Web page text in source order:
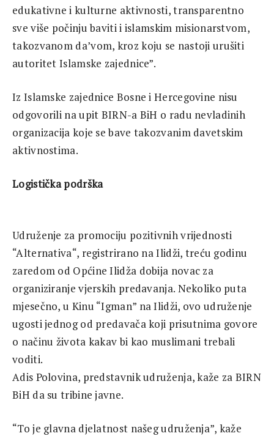
edukativne i kulturne aktivnosti, transparentno
sve više počinju baviti i islamskim misionarstvom,
takozvanom da’vom, kroz koju se nastoji urušiti
autoritet Islamske zajednice”.
Iz Islamske zajednice Bosne i Hercegovine nisu
odgovorili na upit BIRN-a BiH o radu nevladinih
organizacija koje se bave takozvanim davetskim
aktivnostima.
Logistička podrška
Udruženje za promociju pozitivnih vrijednosti
“Alternativa“, registrirano na Ilidži, treću godinu
zaredom od Općine Ilidža dobija novac za
organiziranje vjerskih predavanja. Nekoliko puta
mjesečno, u Kinu “Igman” na Ilidži, ovo udruženje
ugosti jednog od predavača koji prisutnima govore
o načinu života kakav bi kao muslimani trebali
voditi.
Adis Polovina, predstavnik udruženja, kaže za BIRN
BiH da su tribine javne.
“To je glavna djelatnost našeg udruženja”, kaže